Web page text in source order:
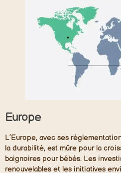
Europe
L’Europe, avec ses
la durabilité, est mûre pour la
baignoires pour bébés. Les
renouvelables et les initiatives